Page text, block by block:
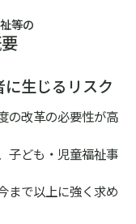
等の
生じるリスク
の改革の必要性が高
子ども・児童福祉事
まで以上に強く求め